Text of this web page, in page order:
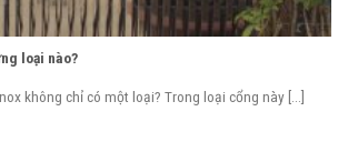
loại nào?
không chỉ có một loại? Trong loại cổng này [...]